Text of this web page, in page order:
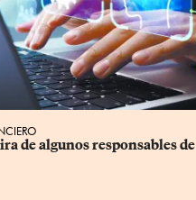
de algunos responsables de